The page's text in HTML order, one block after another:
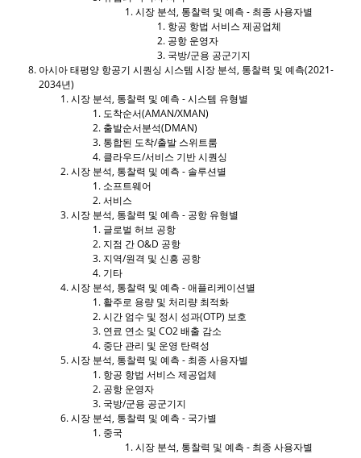
시장 분석, 통찰력 및 예측 - 최종 사용자별
항공 항법 서비스 제공업체
공항 운영자
국방/군용 공군기지
아시아 태평양 항공기 시퀀싱 시스템 시장 분석, 통찰력 및 예측(2021-
2034년)
시장 분석, 통찰력 및 예측 - 시스템 유형별
도착순서(AMAN/XMAN)
출발순서분석(DMAN)
통합된 도착/출발 스위트룸
클라우드/서비스 기반 시퀀싱
시장 분석, 통찰력 및 예측 - 솔루션별
소프트웨어
서비스
시장 분석, 통찰력 및 예측 - 공항 유형별
글로벌 허브 공항
지점 간 O&D 공항
지역/원격 및 신흥 공항
기타
시장 분석, 통찰력 및 예측 - 애플리케이션별
활주로 용량 및 처리량 최적화
시간 엄수 및 정시 성과(OTP) 보호
연료 연소 및 CO2 배출 감소
중단 관리 및 운영 탄력성
시장 분석, 통찰력 및 예측 - 최종 사용자별
항공 항법 서비스 제공업체
공항 운영자
국방/군용 공군기지
시장 분석, 통찰력 및 예측 - 국가별
중국
시장 분석, 통찰력 및 예측 - 최종 사용자별